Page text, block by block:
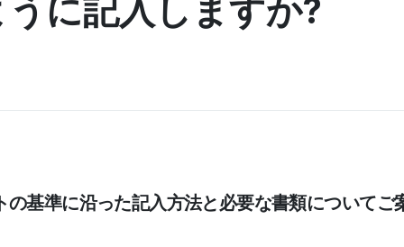
に記入しますか?
の基準に沿った記入方法と必要な書類についてご